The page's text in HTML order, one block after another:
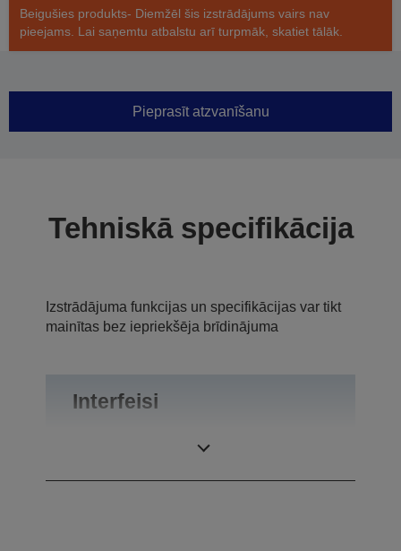
Beigušies produkts- Diemžēl šis izstrādājums vairs nav
pieejams. Lai saņemtu atbalstu arī turpmāk, skatiet tālāk.
Pieprasīt atzvanīšanu
Tehniskā specifikācija
Izstrādājuma funkcijas un specifikācijas var tikt
mainītas bez iepriekšēja brīdinājuma
Interfeisi